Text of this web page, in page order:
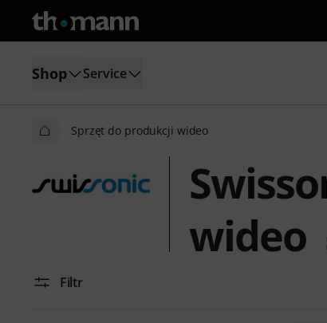
Shop Service
Sprzęt do produkcji wideo
wideo
Filtr